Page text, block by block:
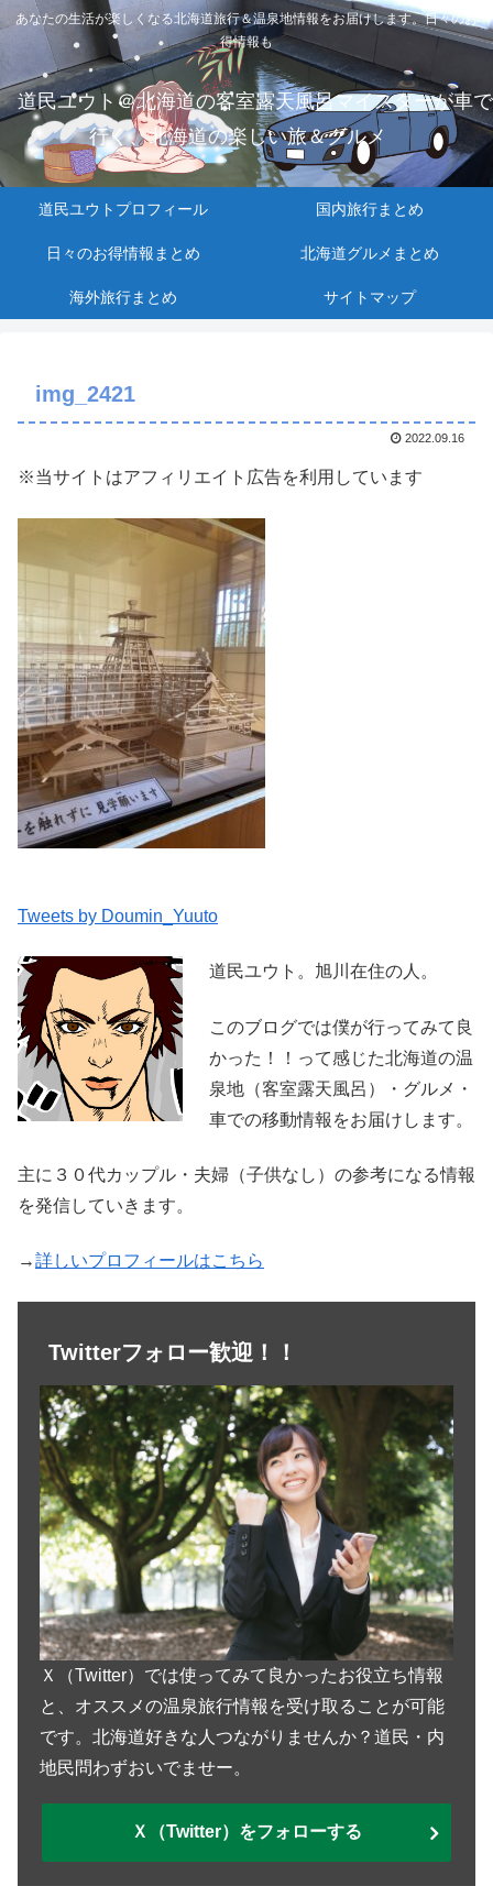
あなたの生活が楽しくなる北海道旅行＆温泉地情報をお届けします。日々のお
得情報も
道民ユウト＠北海道の客室露天風呂マイスターが車で
行く、北海道の楽しい旅＆グルメ
道民ユウトプロフィール 国内旅行まとめ
日々のお得情報まとめ 北海道グルメまとめ
海外旅行まとめ サイトマップ
img_2421
2022.09.16
※当サイトはアフィリエイト広告を利用しています
Tweets by Doumin_Yuuto
道民ユウト。旭川在住の人。
このブログでは僕が行ってみて良
かった！！って感じた北海道の温
泉地（客室露天風呂）・グルメ・
車での移動情報をお届けします。
主に３０代カップル・夫婦（子供なし）の参考になる情報
を発信していきます。
→詳しいプロフィールはこちら
Twitterフォロー歓迎！！
Ｘ（Twitter）では使ってみて良かったお役立ち情報
と、オススメの温泉旅行情報を受け取ることが可能
です。北海道好きな人つながりませんか？道民・内
地民問わずおいでませー。
Ｘ（Twitter）をフォローする